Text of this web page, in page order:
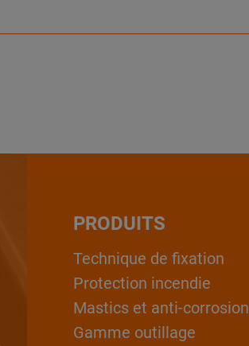
PRODUITS
Technique de fixation
Protection incendie
Mastics et anti-corrosion
Gamme outillage